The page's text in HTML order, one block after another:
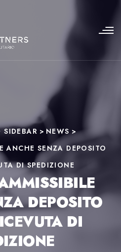
SIDEBAR > NEWS >
ANCHE SENZA DEPOSITO
DI SPEDIZIONE
DEPOSITO
DI